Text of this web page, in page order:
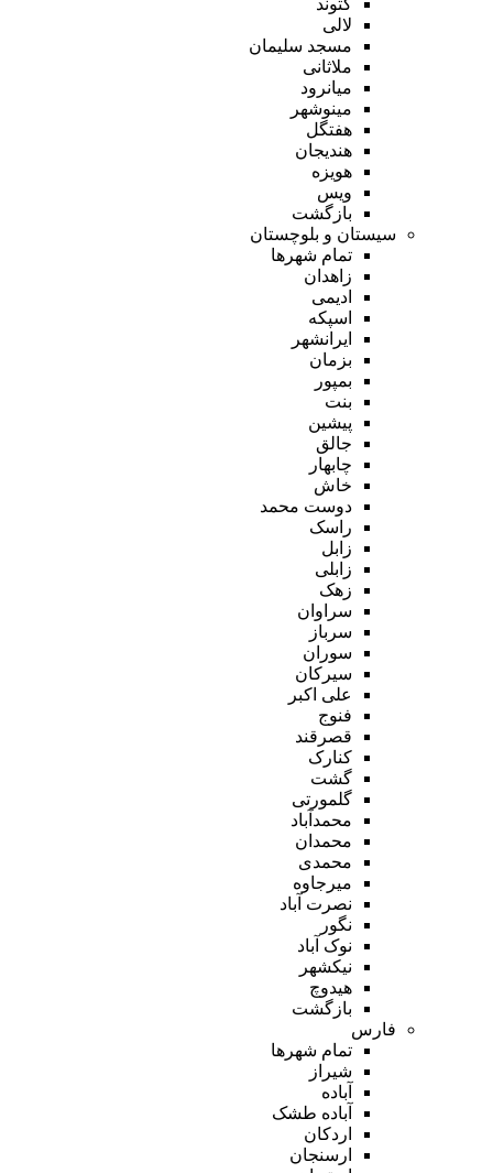
لالی
مسجد سلیمان
ملاثانی
میانرود
مینوشهر
هفتگل
هندیجان
هویزه
ویس
بازگشت
سیستان و بلوچستان
تمام شهر‌ها
زاهدان
ادیمی
اسپکه
ایرانشهر
بزمان
بمپور
بنت
پیشین
جالق
چابهار
خاش
دوست محمد
راسک
زابل
زابلی
زهک
سراوان
سرباز
سوران
سیرکان
علی اکبر
فنوج
قصرقند
کنارک
گشت
گلمورتی
محمدآباد
محمدان
محمدی
میرجاوه
نصرت آباد
نگور
نوک آباد
نیکشهر
هیدوچ
بازگشت
فارس
تمام شهر‌ها
شیراز
آباده
آباده طشک
اردکان
ارسنجان